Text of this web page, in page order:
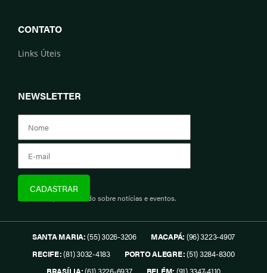
CONTATO
Links Úteis
NEWSLETTER
Assine e fique informado sobre notícias e eventos.
SANTA MARIA:(55) 3026-3206 MACAPÁ: (96) 3223-4907
RECIFE:(81) 3032-4183 PORTO ALEGRE:(51) 3284-8300